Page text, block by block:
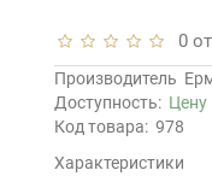
0
Производитель
Доступность: Цену
Код товара: 978
Характеристики